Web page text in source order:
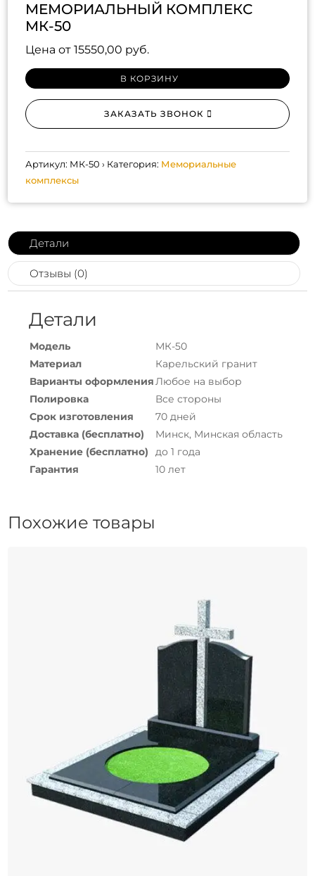
МЕМОРИАЛЬНЫЙ КОМПЛЕКС
МК-50
Цена от15550,00 руб.
В КОРЗИНУ
ЗАКАЗАТЬ ЗВОНОК
Артикул: МК-50 Категория: Мемориальные
комплексы
Детали
Отзывы (0)
Детали
Модель
МК-50
Материал
Карельский гранит
Варианты оформленияЛюбое на выбор
Полировка
Все стороны
Срок изготовления
70 дней
Доставка (бесплатно)
Минск, Минская область
Хранение (бесплатно)
до 1 года
Гарантия
10 лет
Похожие товары